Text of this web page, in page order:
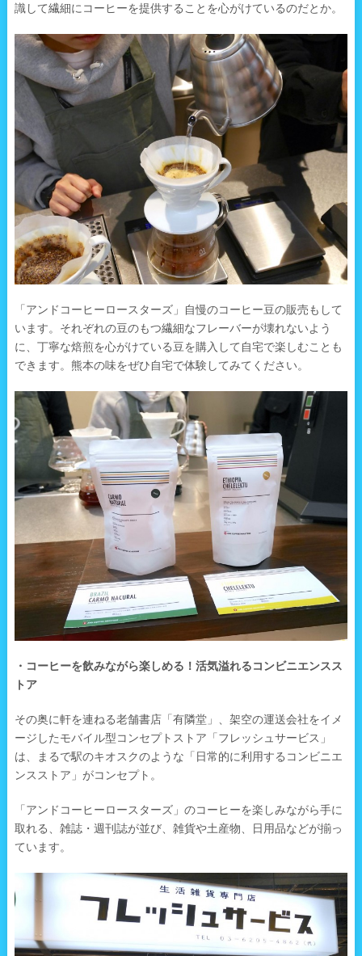
識して繊細にコーヒーを提供することを心がけているのだとか。
「アンドコーヒーロースターズ」自慢のコーヒー豆の販売もして
います。それぞれの豆のもつ繊細なフレーバーが壊れないよう
に、丁寧な焙煎を心がけている豆を購入して自宅で楽しむことも
できます。熊本の味をぜひ自宅で体験してみてください。
・コーヒーを飲みながら楽しめる！活気溢れるコンビニエンスス
トア
その奥に軒を連ねる老舗書店「有隣堂」、架空の運送会社をイメ
ージしたモバイル型コンセプトストア「フレッシュサービス」
は、まるで駅のキオスクのような「日常的に利用するコンビニエ
ンスストア」がコンセプト。
「アンドコーヒーロースターズ」のコーヒーを楽しみながら手に
取れる、雑誌・週刊誌が並び、雑貨や土産物、日用品などが揃っ
ています。